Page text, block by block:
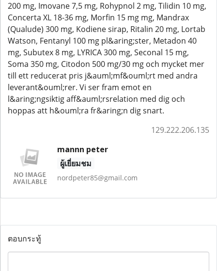
200 mg, Imovane 7,5 mg, Rohypnol 2 mg, Tilidin 10 mg,
Concerta XL 18-36 mg, Morfin 15 mg mg, Mandrax
(Qualude) 300 mg, Kodiene sirap, Ritalin 20 mg, Lortab
Watson, Fentanyl 100 mg pl&aring;ster, Metadon 40
mg, Subutex 8 mg, LYRICA 300 mg, Seconal 15 mg,
Soma 350 mg, Citodon 500 mg/30 mg och mycket mer
till ett reducerat pris j&auml;mf&ouml;rt med andra
leverant&ouml;rer. Vi ser fram emot en
l&aring;ngsiktig aff&auml;rsrelation med dig och
hoppas att h&ouml;ra fr&aring;n dig snart.
129.222.206.135
mannn peter
ผู้เยี่ยมชม
nordpeter85@gmail.com
ตอบกระทู้